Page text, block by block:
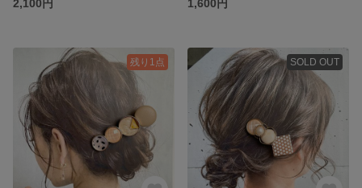
2,100円
1,600円
残り1点 SOLD OUT